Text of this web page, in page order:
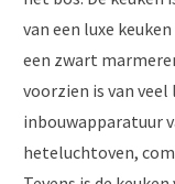
van een luxe
een zwart
voorzien is van
inbouwapparatuur
heteluchtoven,